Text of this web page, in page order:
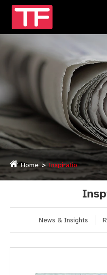
Home Inspiratio
News & Insights